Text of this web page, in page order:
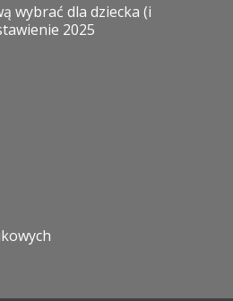
wybrać dla dziecka (i
2025